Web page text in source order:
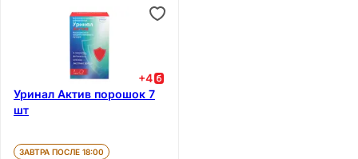
+4
Уринал Актив порошок 7
шт
ЗАВТРА ПОСЛЕ 18:00